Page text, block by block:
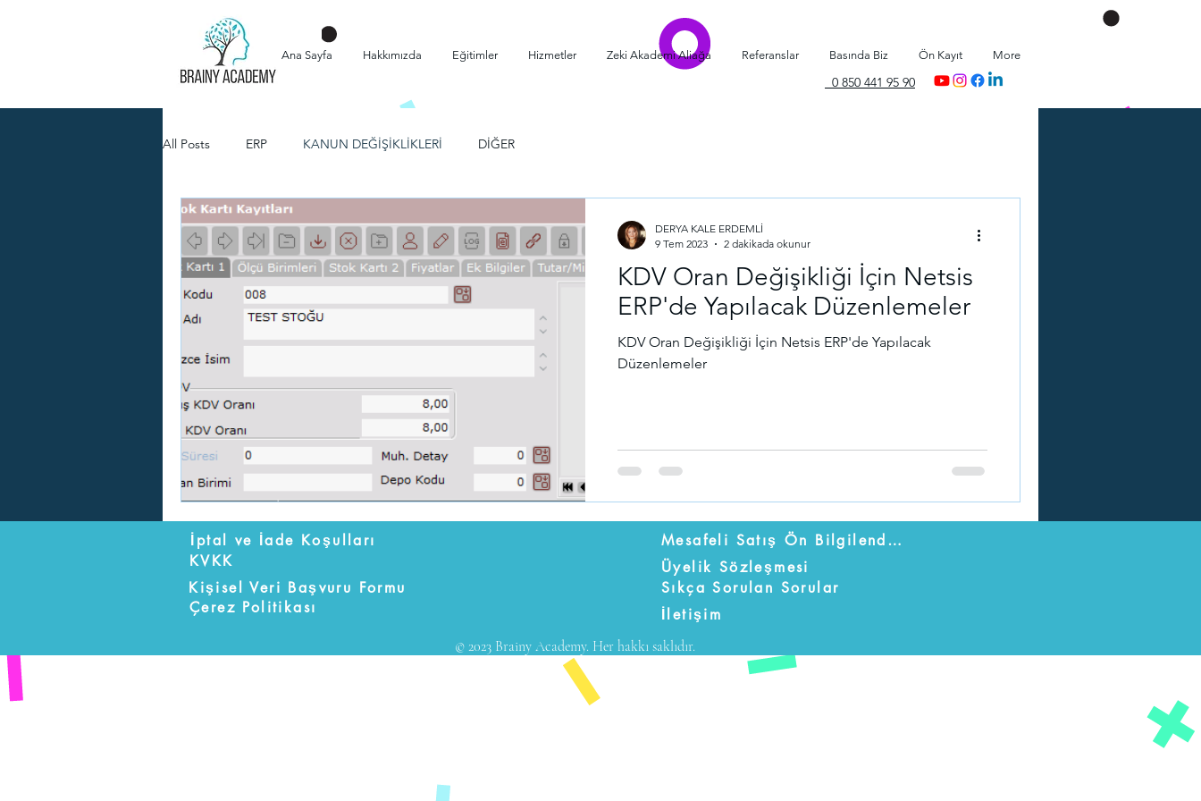
Ana Sayfa Hakkımızda Eğitimler Hizmetler Zeki Akademi Aliağa Referanslar Basında Biz Ön Kayıt More
0 850 441 95 90
All Posts ERP KANUN DEĞİŞİKLİKLERİ DİĞER
KDV Oran Değişikliği İçin Netsis
ERP'de Yapılacak Düzenlemeler
KDV Oran Değişikliği İçin Netsis ERP'de Yapılacak
Düzenlemeler
DERYA KALE ERDEMLİ
9 Tem 2023
2 dakikada okunur
İptal ve İade Koşulları
KVKK
Kişisel Veri Başvuru Formu
Çerez Politikası
Mesafeli Satış Ön Bilgilendirme Formu
Üyelik Sözleşmesi
Sıkça Sorulan Sorular
İletişim
© 2023 Brainy Academy. Her hakkı saklıdır.